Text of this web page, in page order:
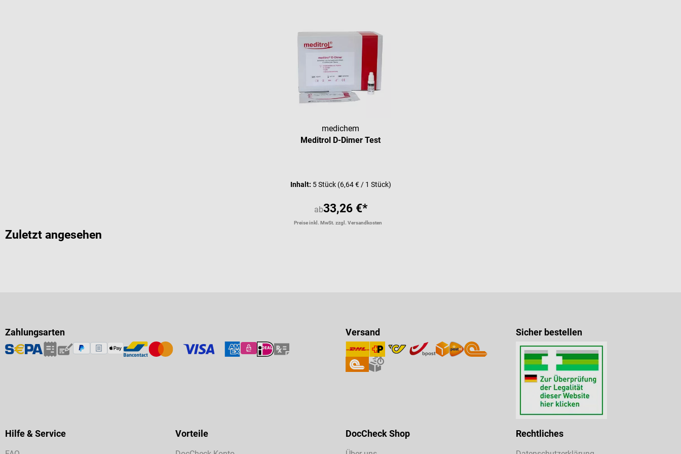
medichem
Meditrol D-Dimer Test
Inhalt: 5 Stück (6,64 € / 1 Stück)
ab33,26 €*
Preise inkl. MwSt. zzgl. Versandkosten
Zuletzt angesehen
Zahlungsarten Versand Sicher bestellen
Hilfe & Service Vorteile DocCheck Shop Rechtliches